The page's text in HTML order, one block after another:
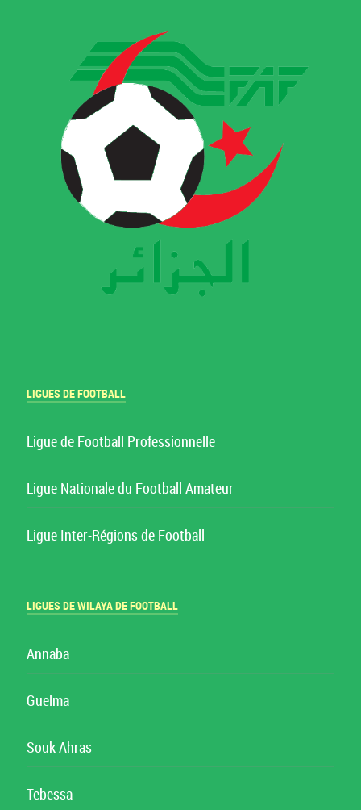
LIGUES DE FOOTBALL
Ligue de Football Professionnelle
Ligue Nationale du Football Amateur
Ligue Inter-Régions de Football
LIGUES DE WILAYA DE FOOTBALL
Annaba
Guelma
Souk Ahras
Tebessa